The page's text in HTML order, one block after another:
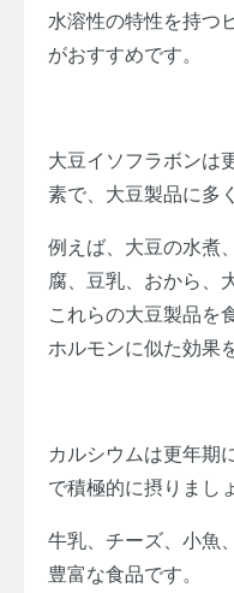
水溶性の特性を持つ
がおすすめです。
大豆イソフラボンは
素で、大豆製品に多
例えば、大豆の水煮
腐、豆乳、おから、
これらの大豆製品を
ホルモンに似た効果
カルシウムは更年期
で積極的に摂りまし
牛乳、チーズ、小魚
豊富な食品です。